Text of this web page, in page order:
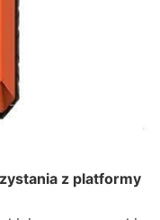
z platformy